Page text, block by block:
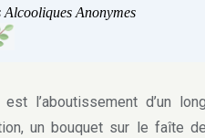
Alcooliques Anonymes
l’aboutissement d’un
un bouquet sur le faîte